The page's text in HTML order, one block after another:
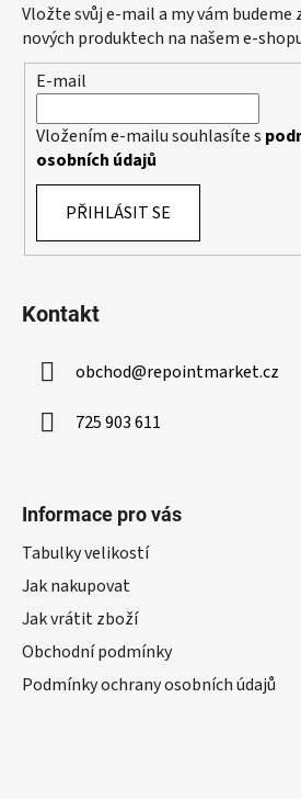
Vložte svůj e-mail a my vám
nových produktech na našem e-
E-mail
Vložením e-mailu souhlasíte s
osobních údajů
PŘIHLÁSIT SE
Kontakt
obchod@repointmarket.cz
725 903 611
Informace pro vás
Tabulky velikostí
Jak nakupovat
Jak vrátit zboží
Obchodní podmínky
Podmínky ochrany osobních údajů